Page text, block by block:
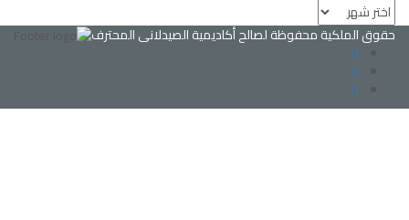
حقوق الملكية محفوظة لصالح أكاديمية الصيدلانى المحترف